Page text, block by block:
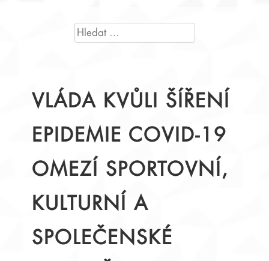
VYHLEDÁVÁNÍ
VLÁDA KVŮLI ŠÍŘENÍ
EPIDEMIE COVID-19
OMEZÍ SPORTOVNÍ,
KULTURNÍ A
SPOLEČENSKÉ